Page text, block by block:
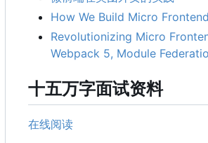
How We Build Micro
Revolutionizing Micro
Webpack 5, Module
十五万字面试资料
在线阅读